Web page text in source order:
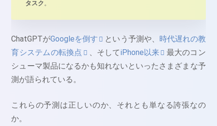
タスク 。
ChatGPTがGoogleを倒す という予測や、 時代遅れの教
育システムの転換点
、そしてiPhone以来
最大のコン
シューマ製品になるかも知れないといったさまざまな予
測が語られている。
これらの予測は正しいのか、それとも単なる誇張なの
か。